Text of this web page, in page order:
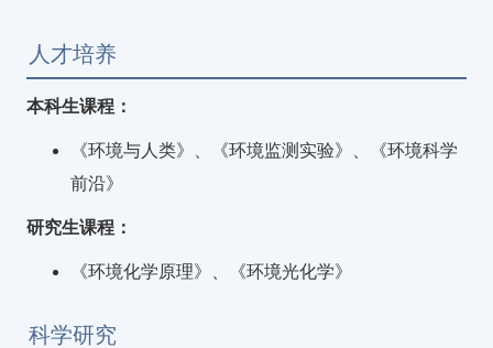
人才培养
本科生课程：
《环境与人类》、《环境监测实验》、《环境科学
前沿》
研究生课程：
《环境化学原理》、《环境光化学》
科学研究